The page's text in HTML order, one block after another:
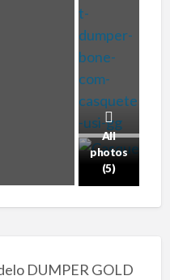
All
photos
(5)
DUMPER GOLD